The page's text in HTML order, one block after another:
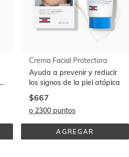
Crema Facial Protectora
Ayuda a prevenir y reducir
los signos de la piel atópica
$667
o 2300 puntos
AGREGAR
CREMA